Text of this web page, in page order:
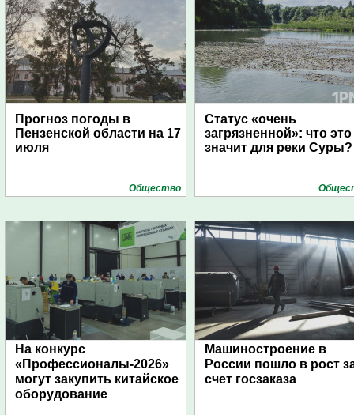
Прогноз погоды в
Пензенской области на 17
июля
Общество
Статус «очень
загрязненной»: что это
значит для реки Суры?
На конкурс
«Профессионалы-2026»
могут закупить китайское
оборудование
Машиностроение в
России пошло в рост
счет госзаказа